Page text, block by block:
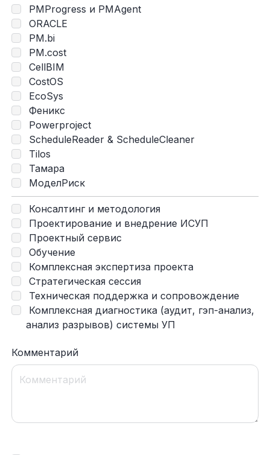
PMProgress и PMAgent
ORACLE
PM.bi
PM.cost
CellBIM
CostOS
EcoSys
Феникс
Powerproject
ScheduleReader & ScheduleCleaner
Tilos
Тамара
МоделРиск
Консалтинг и методология
Проектирование и внедрение ИСУП
Проектный сервис
Обучение
Комплексная экспертиза проекта
Стратегическая сессия
Техническая поддержка и сопровождение
Комплексная диагностика (аудит, гэп-анализ,
анализ разрывов) системы УП
Комментарий